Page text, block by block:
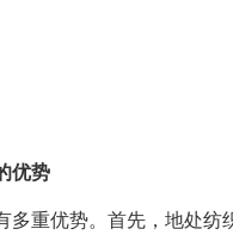
优势
多重优势。首先，地处